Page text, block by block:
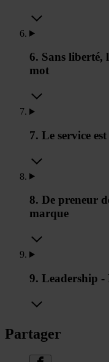
6. Sans liberté,
mot
7. Le service
8. De preneur
marque
9. Leadership -
Partager